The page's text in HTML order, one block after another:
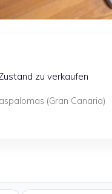
zu verkaufen
(Gran Canaria)